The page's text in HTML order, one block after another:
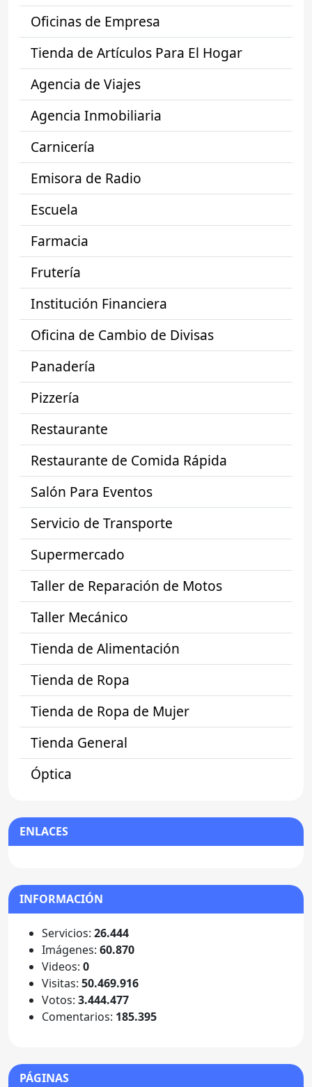
Oficinas de Empresa
Tienda de Artículos Para El Hogar
Agencia de Viajes
Agencia Inmobiliaria
Carnicería
Emisora de Radio
Escuela
Farmacia
Frutería
Institución Financiera
Oficina de Cambio de Divisas
Panadería
Pizzería
Restaurante
Restaurante de Comida Rápida
Salón Para Eventos
Servicio de Transporte
Supermercado
Taller de Reparación de Motos
Taller Mecánico
Tienda de Alimentación
Tienda de Ropa
Tienda de Ropa de Mujer
Tienda General
Óptica
ENLACES
INFORMACIÓN
Servicios: 26.444
Imágenes: 60.870
Videos: 0
Visitas: 50.469.916
Votos: 3.444.477
Comentarios: 185.395
PÁGINAS